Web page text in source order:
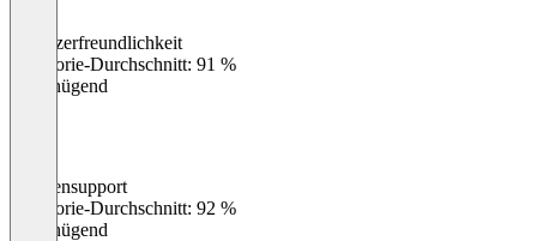
Benutzerfreundlichkeit
Kategorie-Durchschnitt: 91 %
Ungenügend
Kundensupport
Kategorie-Durchschnitt: 92 %
Ungenügend